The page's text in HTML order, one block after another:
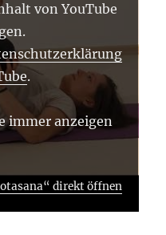
von YouTube
.
immer anzeigen
direkt öffnen